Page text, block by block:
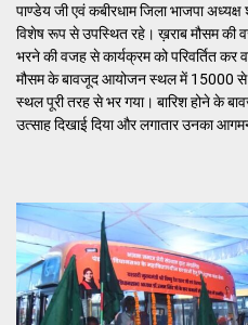
पाण्डेय जी एवं कबीरधाम जिला भाजपा
विशेष रूप से उपस्थित रहे। ख़राब मौसम की
भरने की वजह से कार्यक्रम को परिवर्तित कर
मौसम के बावजूद आयोजन स्थल में 15000
स्थल पूरी तरह से भर गया। बारिश होने के
उत्साह दिखाई दिया और लगातार उनका